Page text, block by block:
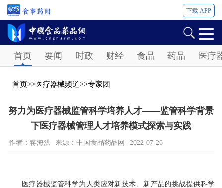
下载 APP
首页 要闻 时政 财经 食品 药品 医疗
首页>>医疗器械频道>>专家团
努力为医疗器械监管科学培养人才——监管科学背景
下医疗器械管理人才培养模式探索与实践
作者：蒋海洪 来源：​中国食品药品网 2022-07-26
医疗器械监管科学为人类应对新技术、新产品的挑战提供科学